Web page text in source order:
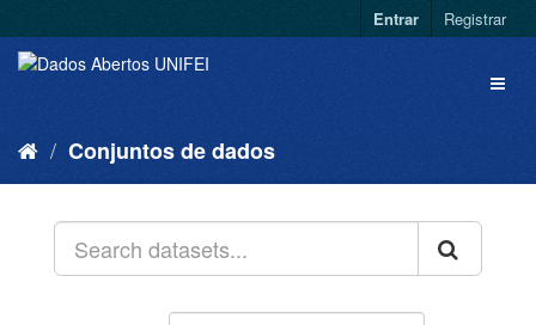
Entrar Registrar
Conjuntos de dados